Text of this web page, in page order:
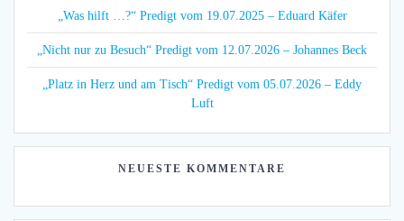
„Was hilft …?“ Predigt vom 19.07.2025 – Eduard Käfer
„Nicht nur zu Besuch“ Predigt vom 12.07.2026 – Johannes Beck
„Platz in Herz und am Tisch“ Predigt vom 05.07.2026 – Eddy
Luft
NEUESTE KOMMENTARE